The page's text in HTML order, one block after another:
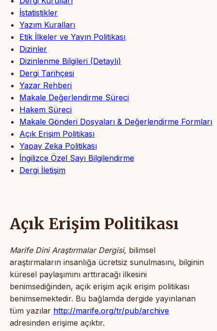
İstatistikler
Yazım Kuralları
Etik İlkeler ve Yayın Politikası
Dizinler
Dizinlenme Bilgileri (Detaylı)
Dergi Tarihçesi
Yazar Rehberi
Makale Değerlendirme Süreci
Hakem Süreci
Makale Gönderi Dosyaları & Değerlendirme Formları
Açık Erişim Politikası
Yapay Zeka Politikası
İngilizce Özel Sayı Bilgilendirme
Dergi İletişim
Açık Erişim Politikası
Marife Dini Araştırmalar Dergisi, bilimsel
araştırmaların insanlığa ücretsiz sunulmasını, bilginin
küresel paylaşımını arttıracağı ilkesini
benimsediğinden, açık erişim açık erişim politikası
benimsemektedir. Bu bağlamda dergide yayınlanan
tüm yazılar http://marife.org/tr/pub/archive
adresinden erişime açıktır.